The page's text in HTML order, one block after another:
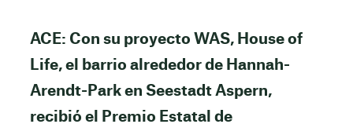
ACE: Con su proyecto WAS, House of
Life, el barrio alrededor de Hannah-
Arendt-Park en Seestadt Aspern,
recibió el Premio Estatal de